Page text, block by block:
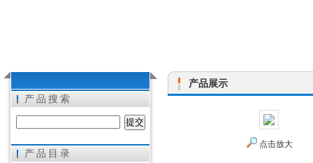
希而科工业控制设备（上海）有限公司
产品搜索
产品目录
产品展示
点击放大